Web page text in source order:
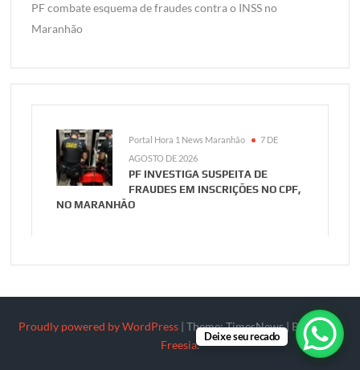
PF combate esquema de fraudes contra o INSS no
Maranhão
Portal Hora 1 News Maranhão
7 DE
AGOSTO DE 2026
PF INVESTIGA SUSPEITA DE
FRAUDES EM INSCRIÇÕES NO CPF,
NO MARANHÃO
Proudly powered by WordPress |Theme: TimesNews| ByTheme
Freesia.
Deixe seu recado